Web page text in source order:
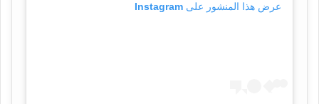
عرض هذا المنشور على Instagram